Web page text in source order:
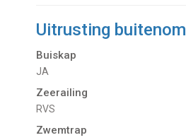
Uitrusting buitenom
Buiskap
JA
Zeerailing
RVS
Zwemtrap